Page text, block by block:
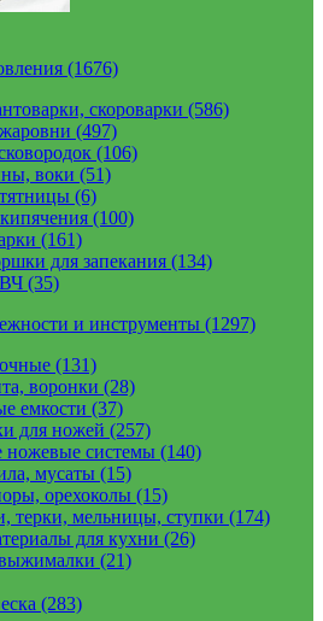
(1676)
скороварки (586)
(497)
(106)
воки (51)
(6)
(100)
(161)
для запекания (134)
(35)
и инструменты (1297)
(131)
воронки (28)
емкости (37)
для ножей (257)
ножевые системы (140)
мусаты (15)
орехоколы (15)
терки, мельницы, ступки (174)
для кухни (26)
(21)
(283)